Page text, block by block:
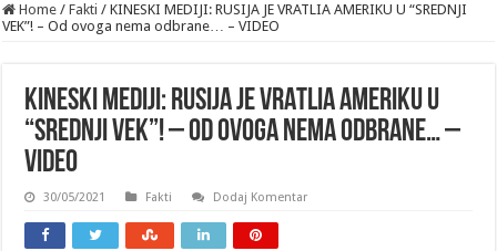
Home / Fakti / KINESKI MEDIJI: RUSIJA JE VRATLIA AMERIKU U “SREDNJI
VEK”! – Od ovoga nema odbrane… – VIDEO
KINESKI MEDIJI: RUSIJA JE VRATLIA AMERIKU U
“SREDNJI VEK”! – Od ovoga nema odbrane… –
VIDEO
30/05/2021 Fakti Dodaj Komentar